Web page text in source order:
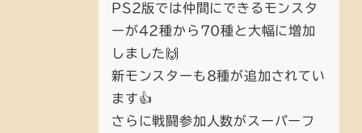
PS2版では仲間にできるモンスタ
ーが42種から70種と大幅に増加
しました🙌
新モンスターも8種が追加されてい
ます👍
さらに戦闘参加人数がスーパーフ